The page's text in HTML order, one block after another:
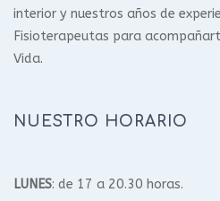
interior y nuestros años de
Fisioterapeutas para
Vida.
NUESTRO HORARIO
LUNES: de 17 a 20.30 horas.